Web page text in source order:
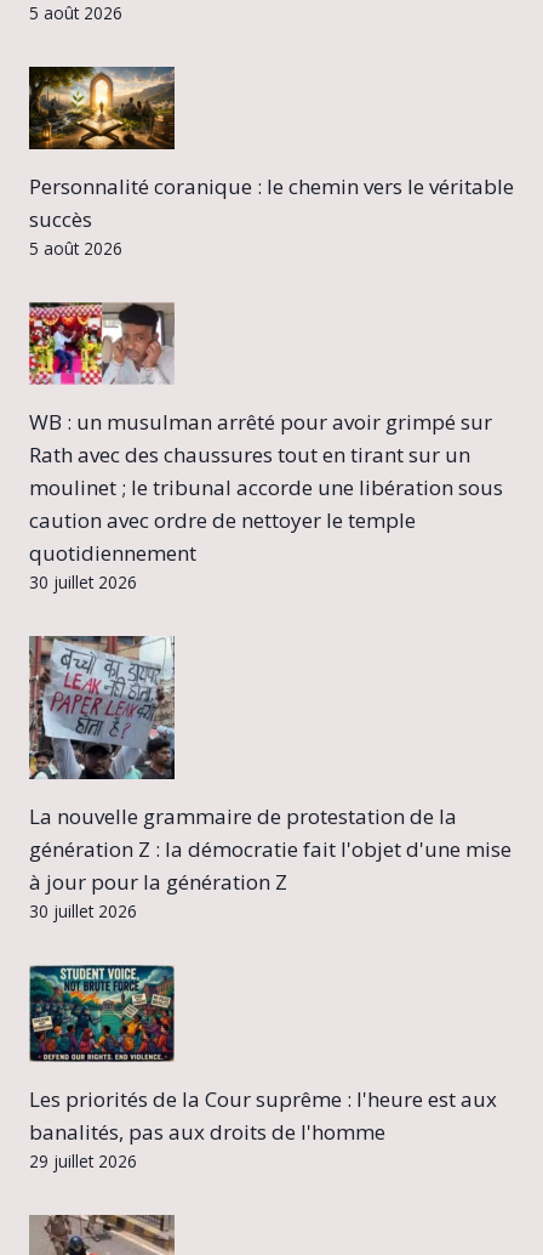
5 août 2026
Personnalité coranique : le chemin vers le véritable
succès
5 août 2026
WB : un musulman arrêté pour avoir grimpé sur
Rath avec des chaussures tout en tirant sur un
moulinet ; le tribunal accorde une libération sous
caution avec ordre de nettoyer le temple
quotidiennement
30 juillet 2026
La nouvelle grammaire de protestation de la
génération Z : la démocratie fait l'objet d'une mise
à jour pour la génération Z
30 juillet 2026
Les priorités de la Cour suprême : l'heure est aux
banalités, pas aux droits de l'homme
29 juillet 2026